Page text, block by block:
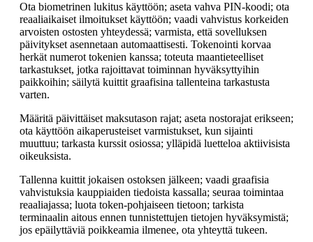
Ota biometrinen lukitus käyttöön; aseta vahva PIN-koodi; ota
reaaliaikaiset ilmoitukset käyttöön; vaadi vahvistus korkeiden
arvoisten ostosten yhteydessä; varmista, että sovelluksen
päivitykset asennetaan automaattisesti. Tokenointi korvaa
herkät numerot tokenien kanssa; toteuta maantieteelliset
tarkastukset, jotka rajoittavat toiminnan hyväksyttyihin
paikkoihin; säilytä kuittit graafisina tallenteina tarkastusta
varten.
Määritä päivittäiset maksutason rajat; aseta nostorajat erikseen;
ota käyttöön aikaperusteiset varmistukset, kun sijainti
muuttuu; tarkasta kurssit osiossa; ylläpidä luetteloa aktiivisista
oikeuksista.
Tallenna kuittit jokaisen ostoksen jälkeen; vaadi graafisia
vahvistuksia kauppiaiden tiedoista kassalla; seuraa toimintaa
reaaliajassa; luota token-pohjaiseen tietoon; tarkista
terminaalin aitous ennen tunnistettujen tietojen hyväksymistä;
jos epäilyttäviä poikkeamia ilmenee, ota yhteyttä tukeen.